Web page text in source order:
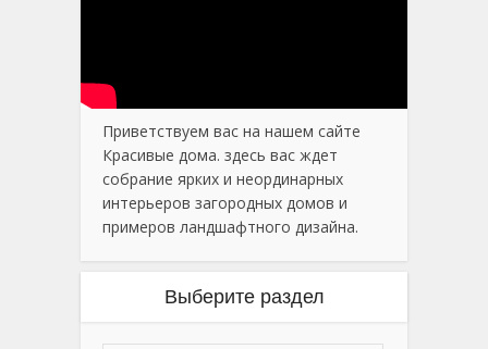
Приветствуем вас на нашем сайте
Красивые дома. здесь вас ждет
собрание ярких и неординарных
интерьеров загородных домов и
примеров ландшафтного дизайна.
Выберите раздел